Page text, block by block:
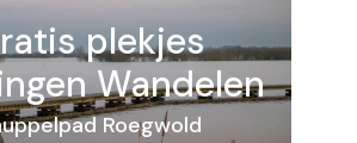
plekjes
Wandelen
Roegwold